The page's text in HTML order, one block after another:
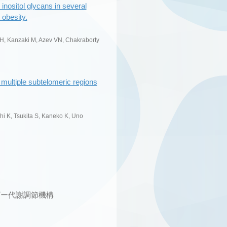
glycans in several
Kanzaki M, Azev VN, Chakraborty
subtelomeric regions
K, Tsukita S, Kaneko K, Uno
代謝調節機構